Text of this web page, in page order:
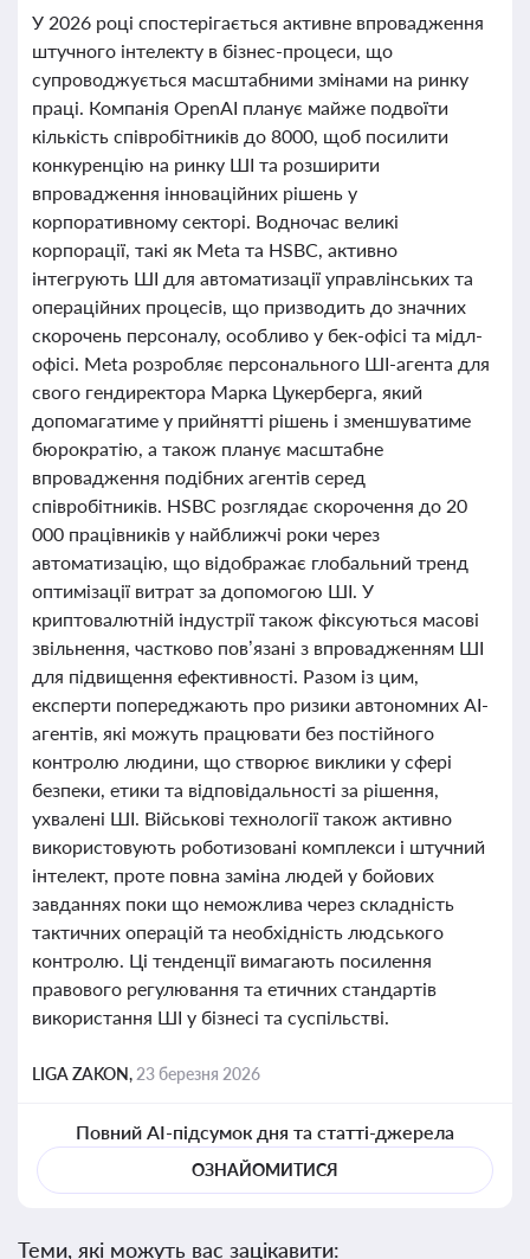
У 2026 році спостерігається активне впровадження
штучного інтелекту в бізнес-процеси, що
супроводжується масштабними змінами на ринку
праці. Компанія OpenAI планує майже подвоїти
кількість співробітників до 8000, щоб посилити
конкуренцію на ринку ШІ та розширити
впровадження інноваційних рішень у
корпоративному секторі. Водночас великі
корпорації, такі як Meta та HSBC, активно
інтегрують ШІ для автоматизації управлінських та
операційних процесів, що призводить до значних
скорочень персоналу, особливо у бек-офісі та мідл-
офісі. Meta розробляє персонального ШІ-агента для
свого гендиректора Марка Цукерберга, який
допомагатиме у прийнятті рішень і зменшуватиме
бюрократію, а також планує масштабне
впровадження подібних агентів серед
співробітників. HSBC розглядає скорочення до 20
000 працівників у найближчі роки через
автоматизацію, що відображає глобальний тренд
оптимізації витрат за допомогою ШІ. У
криптовалютній індустрії також фіксуються масові
звільнення, частково пов’язані з впровадженням ШІ
для підвищення ефективності. Разом із цим,
експерти попереджають про ризики автономних AI-
агентів, які можуть працювати без постійного
контролю людини, що створює виклики у сфері
безпеки, етики та відповідальності за рішення,
ухвалені ШІ. Військові технології також активно
використовують роботизовані комплекси і штучний
інтелект, проте повна заміна людей у бойових
завданнях поки що неможлива через складність
тактичних операцій та необхідність людського
контролю. Ці тенденції вимагають посилення
правового регулювання та етичних стандартів
використання ШІ у бізнесі та суспільстві.
LIGA ZAKON, 23 березня 2026
Повний AI-підсумок дня та статті-джерела
ОЗНАЙОМИТИСЯ
Теми, які можуть вас зацікавити: